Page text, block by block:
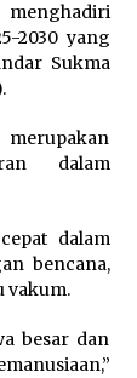
2030 yang
Sukma
dalam
dalam
bencana,
vakum.
besar dan